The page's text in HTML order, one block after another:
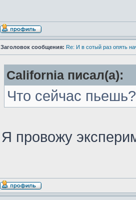
Заголовок сообщения: Re: И в сотый раз опять
California писал(а):
Что сейчас пьешь?
Я провожу